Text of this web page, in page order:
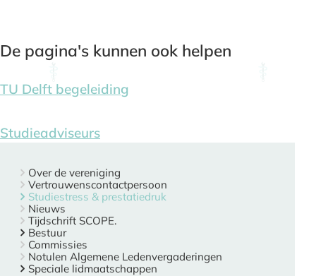
De pagina's kunnen ook helpen
TU Delft begeleiding
Studieadviseurs
Over de vereniging
Vertrouwenscontactpersoon
Studiestress & prestatiedruk
Nieuws
Tijdschrift SCOPE.
Bestuur
Commissies
Notulen Algemene Ledenvergaderingen
Speciale lidmaatschappen